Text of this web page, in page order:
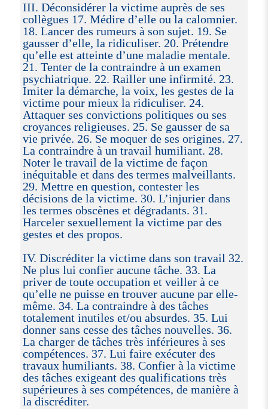
III. Déconsidérer la victime auprès de ses
collègues 17. Médire d’elle ou la calomnier.
18. Lancer des rumeurs à son sujet. 19. Se
gausser d’elle, la ridiculiser. 20. Prétendre
qu’elle est atteinte d’une maladie mentale.
21. Tenter de la contraindre à un examen
psychiatrique. 22. Railler une infirmité. 23.
Imiter la démarche, la voix, les gestes de la
victime pour mieux la ridiculiser. 24.
Attaquer ses convictions politiques ou ses
croyances religieuses. 25. Se gausser de sa
vie privée. 26. Se moquer de ses origines. 27.
La contraindre à un travail humiliant. 28.
Noter le travail de la victime de façon
inéquitable et dans des termes malveillants.
29. Mettre en question, contester les
décisions de la victime. 30. L’injurier dans
les termes obscènes et dégradants. 31.
Harceler sexuellement la victime par des
gestes et des propos.
IV. Discréditer la victime dans son travail 32.
Ne plus lui confier aucune tâche. 33. La
priver de toute occupation et veiller à ce
qu’elle ne puisse en trouver aucune par elle-
même. 34. La contraindre à des tâches
totalement inutiles et/ou absurdes. 35. Lui
donner sans cesse des tâches nouvelles. 36.
La charger de tâches très inférieures à ses
compétences. 37. Lui faire exécuter des
travaux humiliants. 38. Confier à la victime
des tâches exigeant des qualifications très
supérieures à ses compétences, de manière à
la discréditer.